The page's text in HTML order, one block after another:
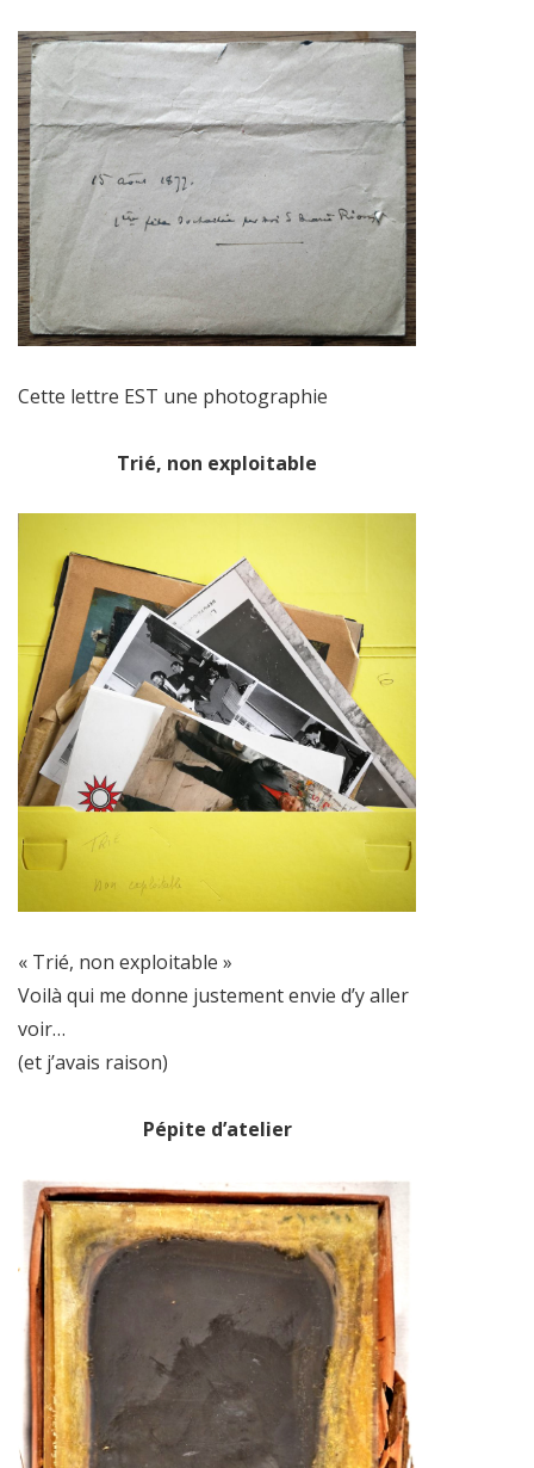
Cette lettre EST une photographie
Trié, non exploitable
« Trié, non exploitable »
Voilà qui me donne justement envie d’y aller
voir…
(et j’avais raison)
Pépite d’atelier